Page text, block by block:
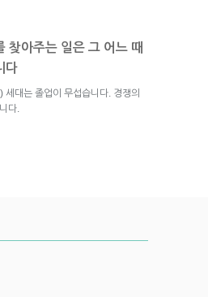
찾아주는 일은 그 어느 때
다
대는 졸업이 무섭습니다. 경쟁의
다.